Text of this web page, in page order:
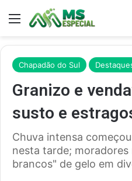
Menu
Chapadão do Sul
Granizo e
susto e
Chuva intensa
nesta tarde;
brancos" de gelo em